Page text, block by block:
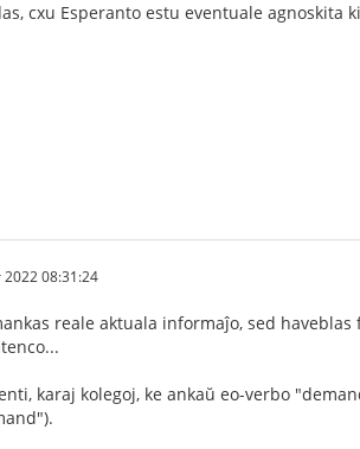
cxu Esperanto estu eventuale agnoskita
08:31:24
reale aktuala informaĵo, sed
karaj kolegoj, ke ankaŭ eo-verbo